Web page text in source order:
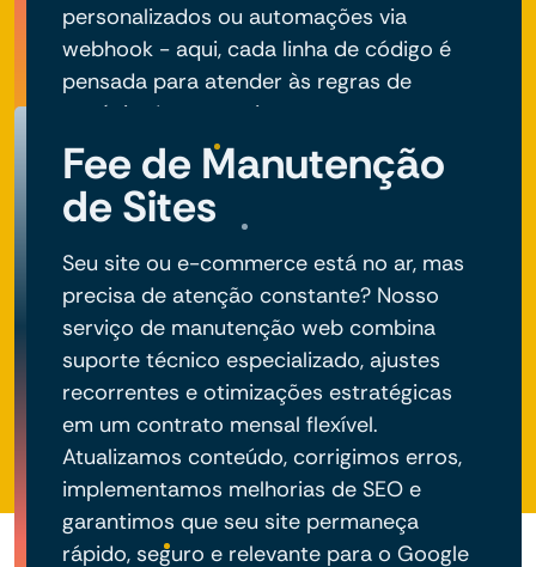
personalizados ou automações via
webhook - aqui, cada linha de código é
pensada para atender às regras de
negócio do seu projeto.
Fee de Manutenção
de Sites
Seu site ou e-commerce está no ar, mas
precisa de atenção constante? Nosso
serviço de manutenção web combina
suporte técnico especializado, ajustes
recorrentes e otimizações estratégicas
em um contrato mensal flexível.
Atualizamos conteúdo, corrigimos erros,
implementamos melhorias de SEO e
garantimos que seu site permaneça
rápido, seguro e relevante para o Google